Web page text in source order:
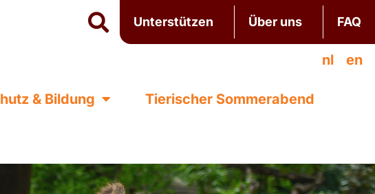
Unterstützen Über uns FAQ
nl en
& Bildung Tierischer Sommerabend